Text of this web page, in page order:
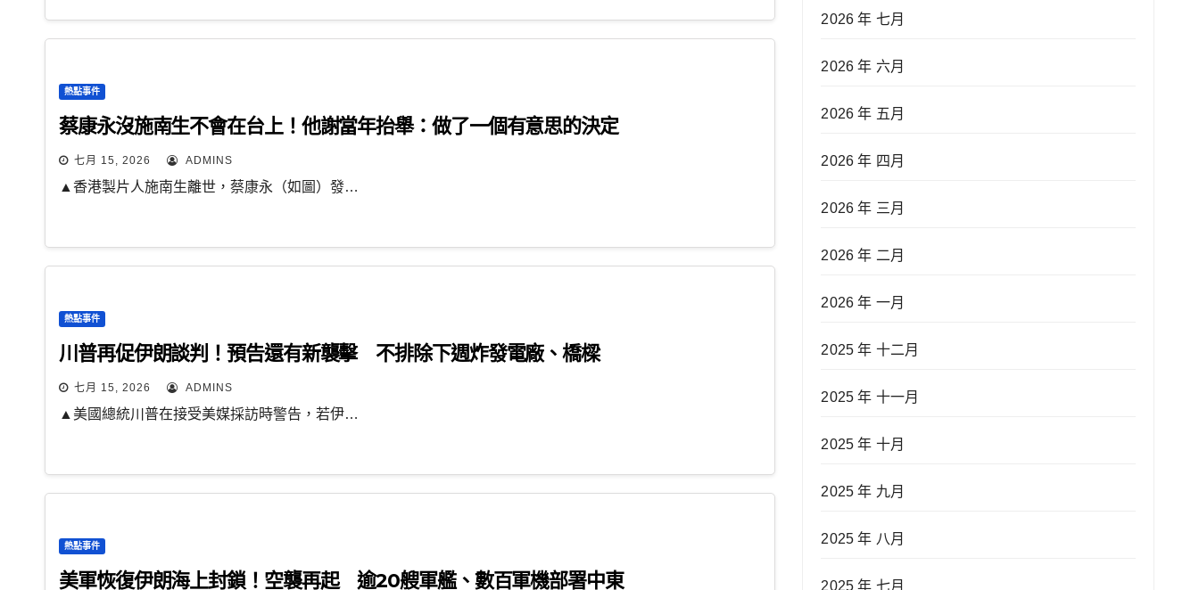
熱點事件
蔡康永沒施南生不會在台上！他謝當年抬舉：做了一個有意思的決定
七月 15, 2026 ADMINS
▲香港製片人施南生離世，蔡康永（如圖）發…
熱點事件
川普再促伊朗談判！預告還有新襲擊 不排除下週炸發電廠、橋樑
七月 15, 2026 ADMINS
▲美國總統川普在接受美媒採訪時警告，若伊…
熱點事件
美軍恢復伊朗海上封鎖！空襲再起 逾20艘軍艦、數百軍機部署中東
2026 年 七月
2026 年 六月
2026 年 五月
2026 年 四月
2026 年 三月
2026 年 二月
2026 年 一月
2025 年 十二月
2025 年 十一月
2025 年 十月
2025 年 九月
2025 年 八月
2025 年 七月